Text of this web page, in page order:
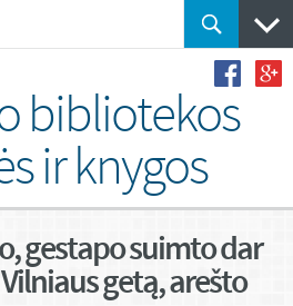
bibliotekos
ir knygos
gestapo suimto dar
getą, arešto